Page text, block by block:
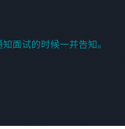
面试的时候一并告知。